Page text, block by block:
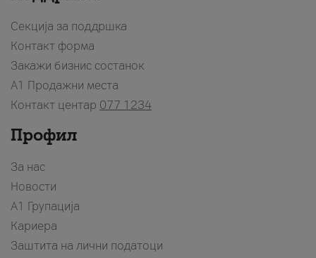
Секција за поддршка
Контакт форма
Закажи бизнис состанок
A1 Продажни места
Контакт центар 077 1234
Профил
За нас
Новости
А1 Групација
Кариера
Заштита на лични податоци